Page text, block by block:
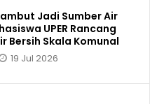
Jadi Sumber Air
UPER Rancang
Bersih Skala Komunal
19 Jul 2026